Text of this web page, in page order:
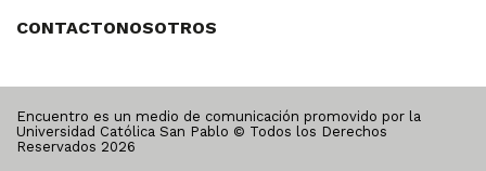
CONTACTONOSOTROS
Encuentro es un medio de comunicación promovido por la
Universidad Católica San Pablo © Todos los Derechos
Reservados 2026